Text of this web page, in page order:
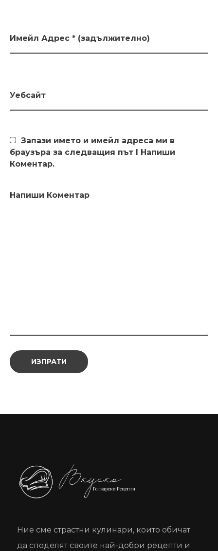
Имейл Адрес * (задължително)
Уебсайт
Запази името и имейл адреса ми в
браузъра за следващия път I Напиши
Коментар.
Напиши Коментар
Ние сме страстни кулинари, които обичат
да споделят своите най-добри рецепти и